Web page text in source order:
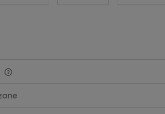
Cena nie zawiera ewentualnych